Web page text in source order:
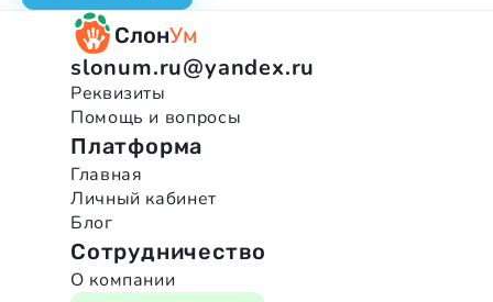
СлонУм
slonum.ru@yandex.ru
Реквизиты
Помощь и вопросы
Платформа
Главная
Личный кабинет
Блог
Сотрудничество
О компании